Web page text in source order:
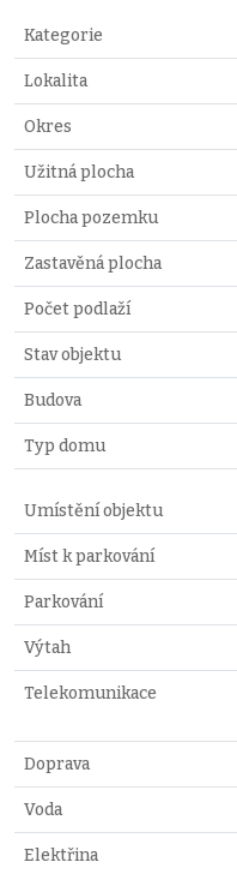
Kategorie
Lokalita
Okres
Užitná plocha
Plocha pozemku
Zastavěná plocha
Počet podlaží
Stav objektu
Budova
Typ domu
Umístění objektu
Míst k parkování
Parkování
Výtah
Telekomunikace
Doprava
Voda
Elektřina